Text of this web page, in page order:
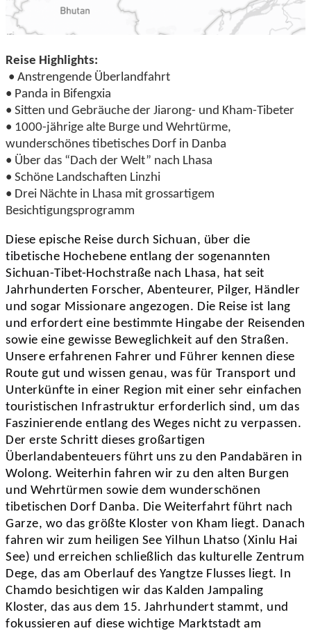
Reise Highlights:
• Anstrengende Überlandfahrt
• Panda in Bifengxia
• Sitten und Gebräuche der Jiarong- und Kham-Tibeter
• 1000-jährige alte Burge und Wehrtürme,
wunderschönes tibetisches Dorf in Danba
• Über das “Dach der Welt” nach Lhasa
• Schöne Landschaften Linzhi
• Drei Nächte in Lhasa mit grossartigem
Besichtigungsprogramm
Diese epische Reise durch Sichuan, über die
tibetische Hochebene entlang der sogenannten
Sichuan-Tibet-Hochstraße nach Lhasa, hat seit
Jahrhunderten Forscher, Abenteurer, Pilger, Händler
und sogar Missionare angezogen. Die Reise ist lang
und erfordert eine bestimmte Hingabe der Reisenden
sowie eine gewisse Beweglichkeit auf den Straßen.
Unsere erfahrenen Fahrer und Führer kennen diese
Route gut und wissen genau, was für Transport und
Unterkünfte in einer Region mit einer sehr einfachen
touristischen Infrastruktur erforderlich sind, um das
Faszinierende entlang des Weges nicht zu verpassen.
Der erste Schritt dieses großartigen
Überlandabenteuers führt uns zu den Pandabären in
Wolong. Weiterhin fahren wir zu den alten Burgen
und Wehrtürmen sowie dem wunderschönen
tibetischen Dorf Danba. Die Weiterfahrt führt nach
Garze, wo das größte Kloster von Kham liegt. Danach
fahren wir zum heiligen See Yilhun Lhatso (Xinlu Hai
See) und erreichen schließlich das kulturelle Zentrum
Dege, das am Oberlauf des Yangtze Flusses liegt. In
Chamdo besichtigen wir das Kalden Jampaling
Kloster, das aus dem 15. Jahrhundert stammt, und
fokussieren auf diese wichtige Marktstadt am